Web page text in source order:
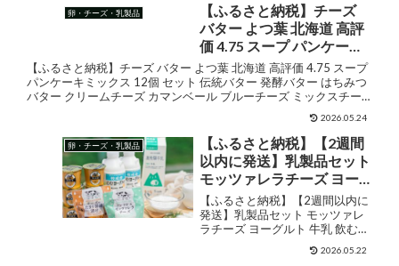
2307 【宮崎県都城市は2年
連続ふるさと納税日本
一！】
牛乳 常温保存 国産 お中元 敬老の
日 送料無料 AA-2307 【宮崎県都
城市は...
卵・チーズ・乳製品
【ふるさと納税】チーズ
バター よつ葉 北海道 高評
価 4.75 スープ パンケーキ
ミックス 12個 セット 伝統
バター 発酵バター はちみ
つバター クリームチーズ
カマンベール ブルーチー
ズ ミックスチーズ 食べ比
べ 贈り物 乳製品 送料無料
十勝 士幌町 20000円
【ふるさと納税】チーズ バター よつ葉 北海道 高評価 4.75 スープ
パンケーキミックス 12個 セット 伝統バター 発酵バター はちみつ
バター クリームチーズ カマンベール ブルーチーズ ミックスチー
2026.05.24
卵・チーズ・乳製品
【ふるさと納税】【2週間
以内に発送】乳製品セット
モッツァレラチーズ ヨー
グルト 牛乳 飲むヨーグル
ト 食べ比べ 訳あり 選べる
よりどりセット ヨーグル
ト 牧成舎 日時指定可 1万円
【ふるさと納税】【2週間以内に
発送】乳製品セット モッツァレ
ラチーズ ヨーグルト 牛乳 飲むヨ
ーグルト 食べ比べ 訳あり 選べる
よりどりセット ヨーグルト 牧成
2026.05.22